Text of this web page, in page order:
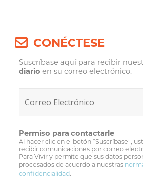
CONÉCTESE
Suscríbase aquí para recibir
diario en su correo electrónico.
Permiso para contactarle
Al hacer clic en el botón “Suscríbase”,
recibir comunicaciones por correo
Para Vivir y permite que sus datos
procesados de acuerdo a nuestras
confidencialidad.